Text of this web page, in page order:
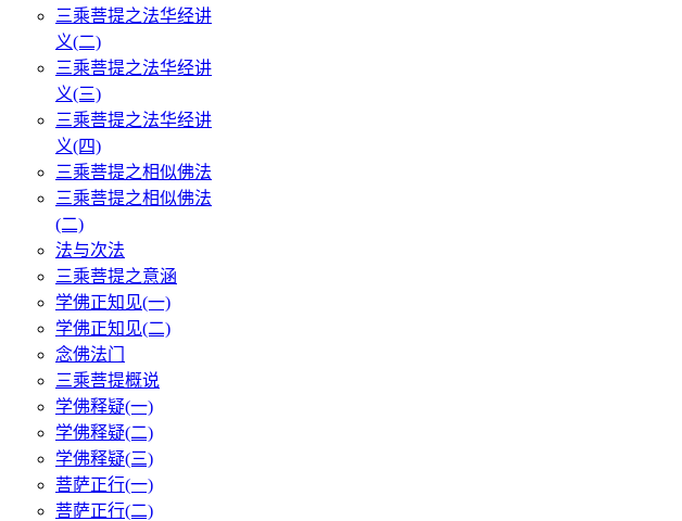
三乘菩提之法华经讲
义(二)
三乘菩提之法华经讲
义(三)
三乘菩提之法华经讲
义(四)
三乘菩提之相似佛法
三乘菩提之相似佛法
(二)
法与次法
三乘菩提之意涵
学佛正知见(一)
学佛正知见(二)
念佛法门
三乘菩提概说
学佛释疑(一)
学佛释疑(二)
学佛释疑(三)
菩萨正行(一)
菩萨正行(二)